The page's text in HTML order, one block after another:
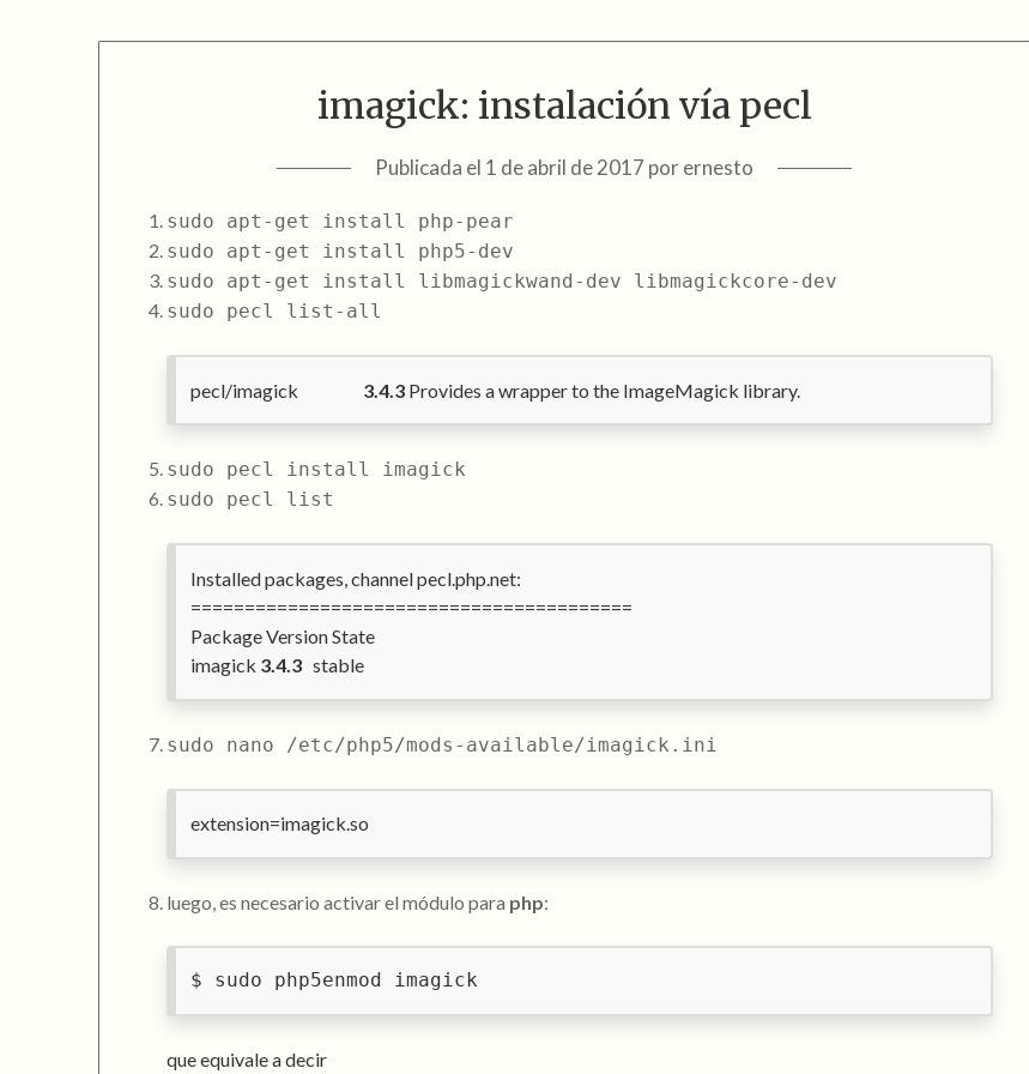
imagick: instalación vía pecl
Publicada el 1 de abril de 2017 porernesto
sudo apt-get install php-pear
sudo apt-get install php5-dev
sudo apt-get install libmagickwand-dev libmagickcore-dev
sudo pecl list-all
pecl/imagick 3.4.3 Provides a wrapper to the ImageMagick library.
sudo pecl install imagick
sudo pecl list
Installed packages, channel pecl.php.net:
=========================================
Package Version State
imagick 3.4.3 stable
sudo nano /etc/php5/mods-available/imagick.ini
extension=imagick.so
luego, es necesario activar el módulo para php:
sudo php5enmod imagick
que equivale a decir